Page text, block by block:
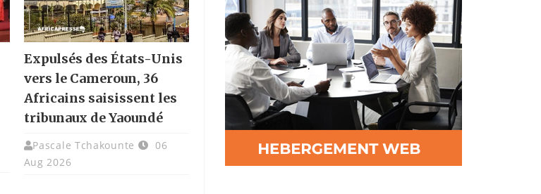
Expulsés des États-Unis
vers le Cameroun, 36
Africains saisissent les
tribunaux de Yaoundé
Pascale Tchakounte
06
Aug 2026